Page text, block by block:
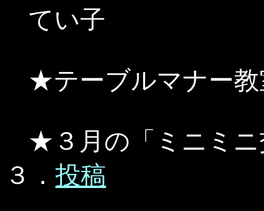
てい子
★テーブルマナー教
★３月の「ミニミニ
３． 投稿